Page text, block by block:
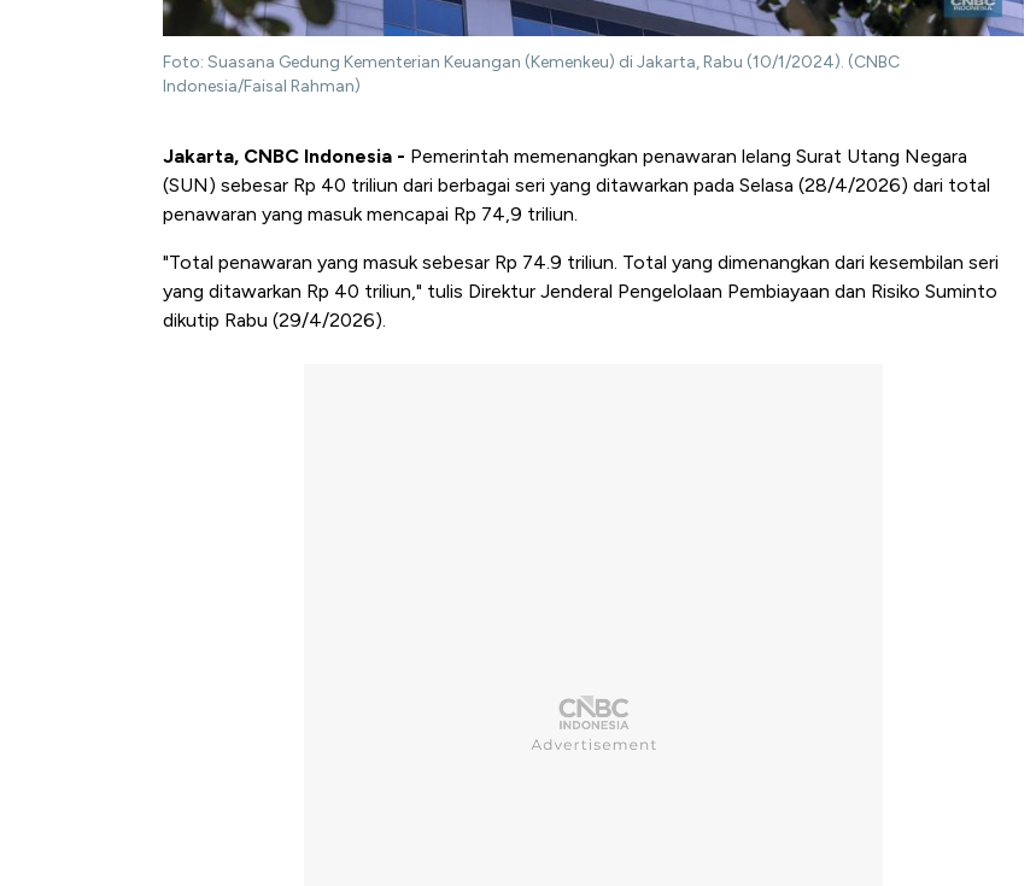
Foto: Suasana Gedung Kementerian Keuangan (Kemenkeu) di Jakarta, Rabu (10/1/2024). (CNBC
Indonesia/Faisal Rahman)
Jakarta, CNBC Indonesia - Pemerintah memenangkan penawaran lelang Surat Utang Negara
(SUN) sebesar Rp 40 triliun dari berbagai seri yang ditawarkan pada Selasa (28/4/2026) dari total
penawaran yang masuk mencapai Rp 74,9 triliun.
"Total penawaran yang masuk sebesar Rp 74.9 triliun. Total yang dimenangkan dari kesembilan seri
yang ditawarkan Rp 40 triliun," tulis Direktur Jenderal Pengelolaan Pembiayaan dan Risiko Suminto
dikutip Rabu (29/4/2026).